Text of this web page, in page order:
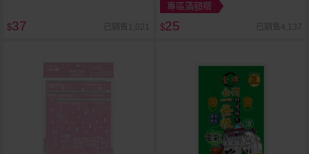
$37 已銷售1,021
專區滿額贈
$25 已銷售4,137